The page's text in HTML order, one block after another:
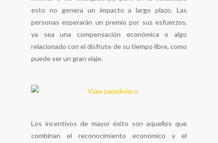
esto no genera un impacto a largo plazo. Las
personas esperarán un premio por sus esfuerzos,
ya sea una compensación económica o algo
relacionado con el disfrute de su tiempo libre, como
puede ser un gran viaje.
Los incentivos de mayor éxito son aquellos que
combinan el reconocimiento económico y el